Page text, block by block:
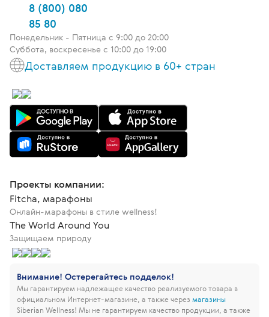
8 (800) 080
85 80
Понедельник - Пятница c 9:00 до 20:00
Суббота, воскресенье с 10:00 до 19:00
Доставляем продукцию в 60+ стран
Проекты компании:
Fitcha, марафоны
Онлайн-марафоны в стиле wellness!
The World Around You
Защищаем природу
Внимание! Остерегайтесь подделок!
Мы гарантируем надлежащее качество реализуемого товара в
официальном Интернет-магазине, а также через магазины
Siberian Wellness! Мы не гарантируем качество продукции, а также